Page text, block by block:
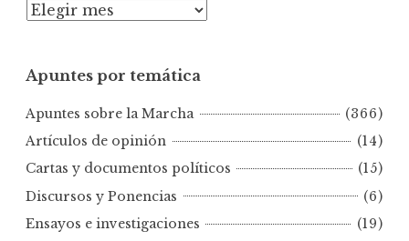
A
n
e
s
p
r
f
Apuntes por temática
Apuntes sobre la Marcha
(366)
Artículos de opinión
(14)
Cartas y documentos políticos
(15)
Discursos y Ponencias
(6)
Ensayos e investigaciones
(19)